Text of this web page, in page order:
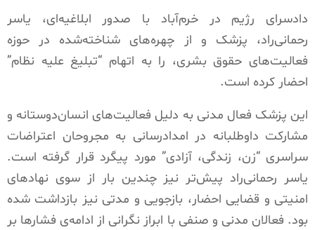
دادسرای رژیم در خرم‌آباد با صدور ابلاغیه‌ای، یاسر
رحمانی‌راد، پزشک و از چهره‌های شناخته‌شده در حوزه
فعالیت‌های حقوق بشری، را به اتهام “تبلیغ علیه نظام”
احضار کرده است.
این پزشک فعال مدنی به دلیل فعالیت‌های انسان‌دوستانه و
مشارکت داوطلبانه در امدادرسانی به مجروحان اعتراضات
سراسری “زن، زندگی، آزادی” مورد پیگرد قرار گرفته است.
یاسر رحمانی‌راد پیش‌تر نیز چندین بار از سوی نهادهای
امنیتی و قضایی احضار، بازجویی و مدتی نیز بازداشت شده
بود. فعالان مدنی و صنفی با ابراز نگرانی از ادامه‌ی فشارها بر